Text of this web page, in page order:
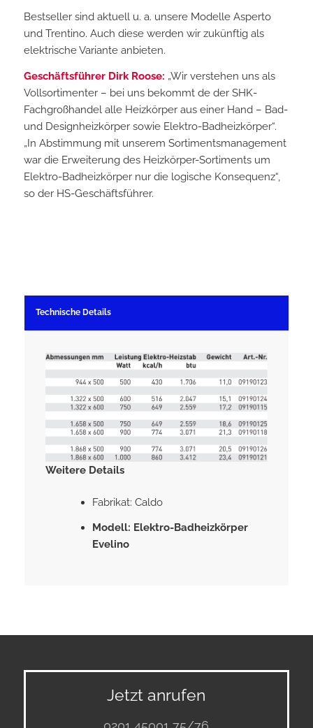
Bestseller sind aktuell u. a. unsere Modelle Asperto
und Trentino. Auch diese werden wir zukünftig als
elektrische Variante anbieten.
Geschäftsführer Dirk Roose: „Wir verstehen uns als
Vollsortimenter – bei uns bekommt de der SHK-
Fachgroßhandel alle Heizkörper aus einer Hand – Bad-
und Designheizkörper sowie Elektro-Badheizkörper“.
„In Abstimmung mit unserem Sortimentsmanagement
war die Erweiterung des Heizkörper-Sortiments um
Elektro-Badheizkörper nur die logische Konsequenz“,
so der HS-Geschäftsführer.
Technische Details
Weitere Details
Fabrikat: Caldo
Modell: Elektro-Badheizkörper
Evelino
Jetzt anrufen